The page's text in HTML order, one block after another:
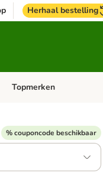
Herhaal bestelling
Vogel
Open categorie menu: Paard
Topmerken
% couponcode beschikbaar